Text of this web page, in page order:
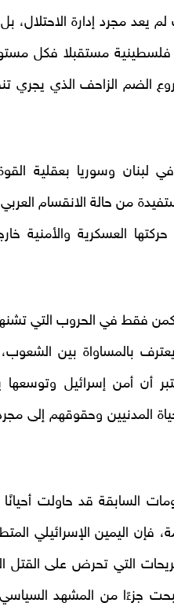
مجرد إدارة الاحتلال،
فلسطينية مستقبلا فكل
الضم الزاحف الذي يجري
وسوريا بعقلية
من حالة الانقسام
العسكرية والأمنية
فقط في الحروب التي
يعترف بالمساواة بين
أن أمن إسرائيل وتوسعها
المدنيين وحقوقهم إلى
السابقة قد حاولت
فإن اليمين الإسرائيلي
التي تحرض على القتل
جزءًا من المشهد